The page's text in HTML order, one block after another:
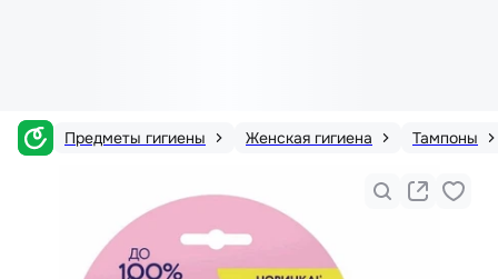
Предметы гигиены Женская гигиена Тампоны